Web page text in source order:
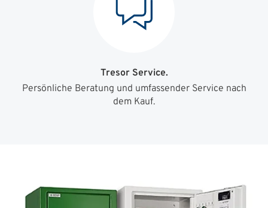
Tresor Service.
Persönliche Beratung und umfassender Service nach
dem Kauf.